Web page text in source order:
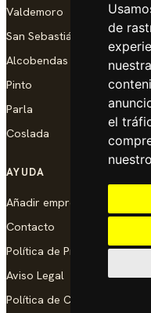
de
el
Valdemoro
San Sebastián de los Reyes
Alcobendas
Pinto
Parla
Coslada
AYUDA
Añadir empresa
Contacto
Política de Privacidad
Aviso Legal
Política de Cookies